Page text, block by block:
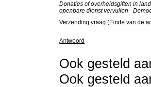
Donaties of overheidsgiften in
openbare dienst vervullen -
Verzendingvraag (Einde van de
Antwoord
Ook gesteld
Ook gesteld